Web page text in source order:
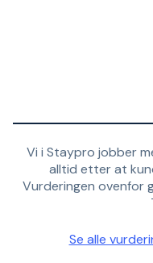
Vi i Staypro jobber
alltid etter at
Vurderingen ovenfor
Se alle